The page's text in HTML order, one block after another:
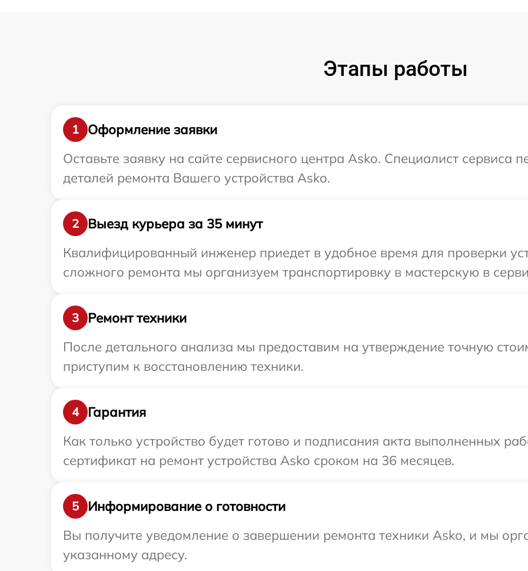
Этапы работы
1
Оформление заявки
Оставьте заявку на сайте сервисного центра Asko. Специалист сервиса
деталей ремонта Вашего устройства Asko.
2
Выезд курьера за 35 минут
Квалифицированный инженер приедет в удобное время для проверки
сложного ремонта мы организуем транспортировку в мастерскую в
3
Ремонт техники
После детального анализа мы предоставим на утверждение точную
приступим к восстановлению техники.
4
Гарантия
Как только устройство будет готово и подписания акта выполненных
сертификат на ремонт устройства Asko сроком на 36 месяцев.
5
Информирование о готовности
Вы получите уведомление о завершении ремонта техники Asko, и мы
указанному адресу.